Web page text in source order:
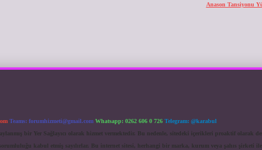
Anason Tansiyonu
Teams: forumhizmeti@gmail.com Whatsapp: 0262 606 0 726 Telegram: @karabul
bir Yer Sağlayıcı olarak hizmet vermektedir. Bu nedenle, sitedeki içerikleri proaktif olarak
kabul etmiş sayılırlar. Bu internet sitesi, herhangi bir marka, kurum veya şahıs şirketi